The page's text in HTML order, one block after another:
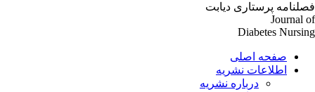
پرستاری دیابت
Journal
Diabetes
صفحه اصلی
اطلاعات نشریه
درباره نشریه